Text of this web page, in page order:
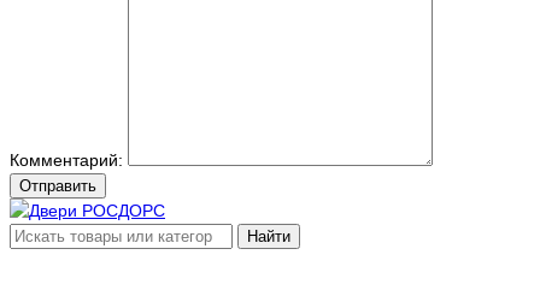
Комментарий:
Отправить
Найти